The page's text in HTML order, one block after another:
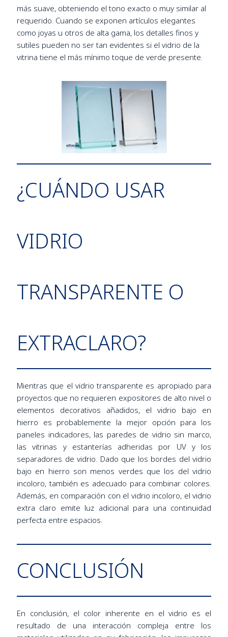
más suave, obteniendo el tono exacto o muy similar al
requerido. Cuando se exponen artículos elegantes
como joyas u otros de alta gama, los detalles finos y
sutiles pueden no ser tan evidentes si el vidrio de la
vitrina tiene el más mínimo toque de verde presente.
¿CUÁNDO USAR
VIDRIO
TRANSPARENTE O
EXTRACLARO?
Mientras que el vidrio transparente es apropiado para
proyectos que no requieren expositores de alto nivel o
elementos decorativos añadidos, el vidrio bajo en
hierro es probablemente la mejor opción para los
paneles indicadores, las paredes de vidrio sin marco,
las vitrinas y estanterías adheridas por UV y los
separadores de vidrio. Dado que los bordes del vidrio
bajo en hierro son menos verdes que los del vidrio
incoloro, también es adecuado para combinar colores.
Además, en comparación con el vidrio incoloro, el vidrio
extra claro emite luz adicional para una continuidad
perfecta entre espacios.
CONCLUSIÓN
En conclusión, el color inherente en el vidrio es el
resultado de una interacción compleja entre los